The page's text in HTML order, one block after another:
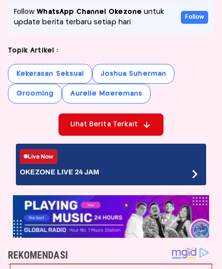
FollowWhatsApp Channel Okezone untuk
update berita terbaru setiap hari
Follow
Topik Artikel :
Kekerasan Seksual Joshua Suherman
Grooming Aurelie Moeremans
Lihat Berita Terkait
Live Now
OKEZONE LIVE 24 JAM